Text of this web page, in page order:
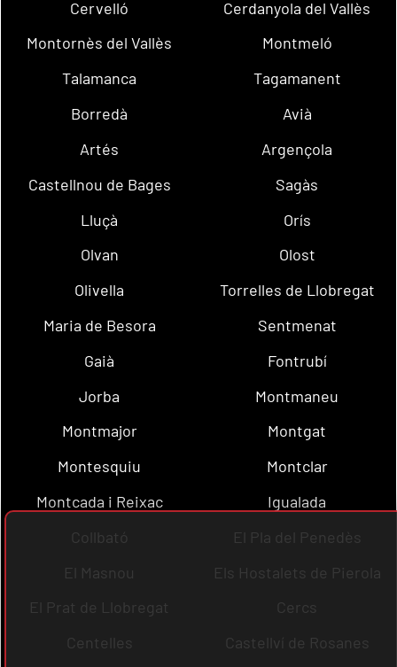
Cervelló
Cerdanyola del Vallès
Montornès del Vallès
Montmeló
Talamanca
Tagamanent
Borredà
Avià
Artés
Argençola
Castellnou de Bages
Sagàs
Lluçà
Orís
Olvan
Olost
Olivella
Torrelles de Llobregat
Maria de Besora
Sentmenat
Gaià
Fontrubí
Jorba
Montmaneu
Montmajor
Montgat
Montesquiu
Montclar
Montcada i Reixac
Igualada
Collbató
El Pla del Penedès
El Masnou
Els Hostalets de Pierola
El Prat de Llobregat
Cercs
Centelles
Castellví de Rosanes